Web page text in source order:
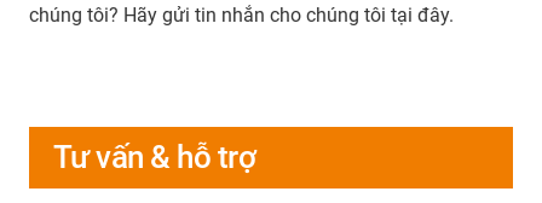
chúng tôi? Hãy gửi tin nhắn cho chúng tôi tại đây.
Tư vấn & hỗ trợ